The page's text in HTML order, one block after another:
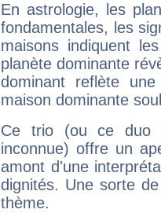
En astrologie, les
fondamentales, les
maisons indiquent
planète dominante
dominant reflète
maison dominante
Ce trio (ou ce duo
inconnue) offre un
amont d'une
dignités. Une sorte
thème.